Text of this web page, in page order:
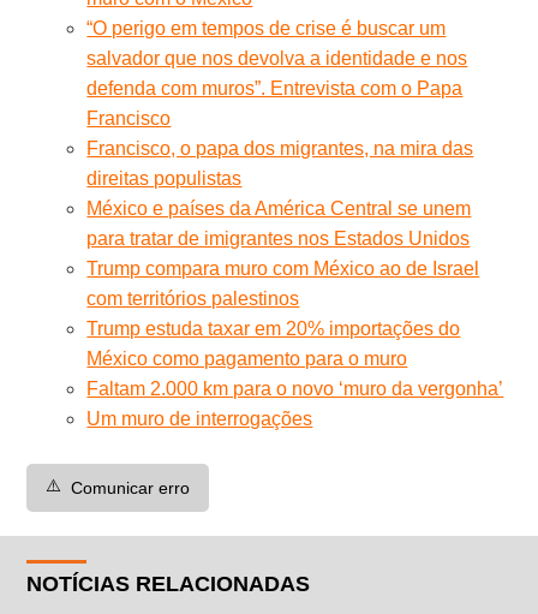
“O perigo em tempos de crise é buscar um
salvador que nos devolva a identidade e nos
defenda com muros”. Entrevista com o Papa
Francisco
Francisco, o papa dos migrantes, na mira das
direitas populistas
México e países da América Central se unem
para tratar de imigrantes nos Estados Unidos
Trump compara muro com México ao de Israel
com territórios palestinos
Trump estuda taxar em 20% importações do
México como pagamento para o muro
Faltam 2.000 km para o novo ‘muro da vergonha’
Um muro de interrogações
⚠️ Comunicar erro
NOTÍCIAS RELACIONADAS